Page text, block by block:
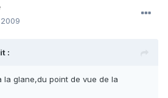
:
la glane,du point de vue de la